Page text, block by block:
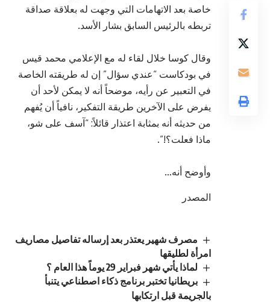
خاصة بعد الاتهامات التي وجهت له بعلاقة صداقة
تربطه بالرئيس السابق بشار الأسد.
وقال كوسا خلال لقاء له مع الإعلامي محمد قيس
في بودكاست “عندي سؤال” إن له طريقته الخاصة
في التعبير عن رأيه، موضحاً أنه لا يمكن لأحد أن
يفرض على الآخرين طريقة التفكير، نافياً أن يُفهم
من حديثه أنه بمثابة اعتذار قائلاً: “آسف على شو،
ماذا فعلت؟!”.
وأوضح أنه…
المصدر
مصرف شهير يعتذر بعد إرساله تفاصيل مصاريف
امرأة لطليقها
لماذا يأتي شهر فبراير 29 يوماً هذا العام ؟
بريطانيا تختبر برنامج ذكاء اصطناعي يتنبأ
بالجريمة قبل ارتكابها